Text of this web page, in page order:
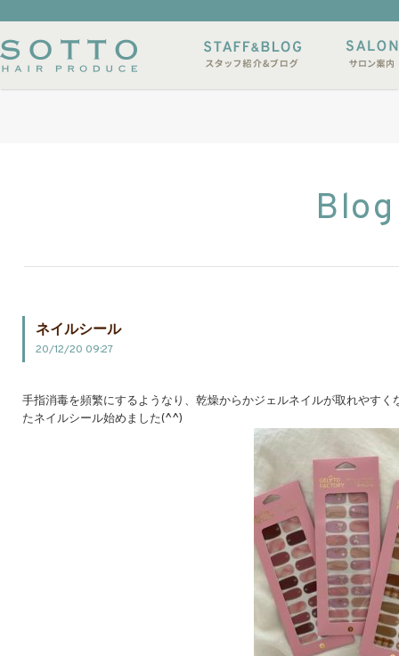
ルサンプル 店休日
Blog
ネイルシール
20/12/20 09:27
手指消毒を頻繁にするようなり、乾燥からかジェルネイルが取れやす
たネイルシール始めました(^^)